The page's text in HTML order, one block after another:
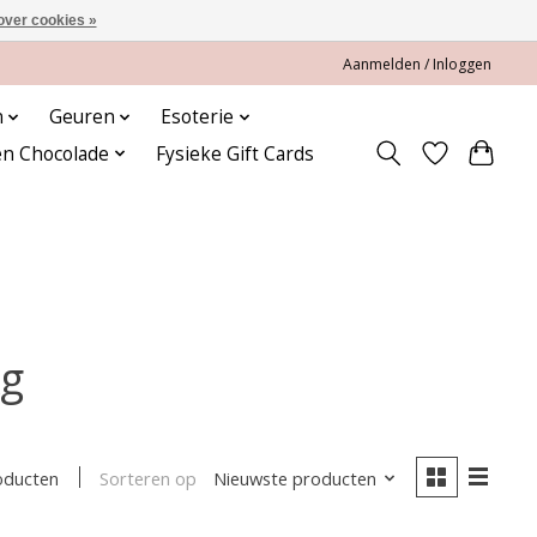
Aanmelden / Inloggen
Geuren
Esoterie
Chocolade
Fysieke Gift Cards
Sorteren op Nieuwste producten
cookies »